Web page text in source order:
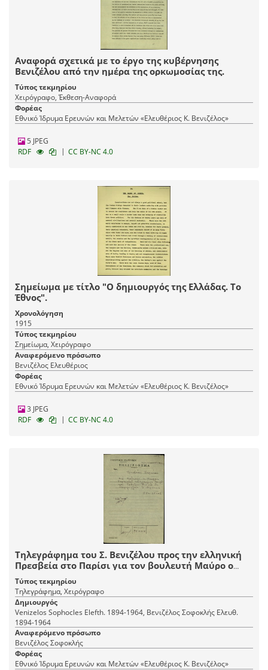
Αναφορά σχετικά με το έργο της κυβέρνησης
Βενιζέλου από την ημέρα της ορκωμοσίας της.
Τύπος τεκμηρίου
Χειρόγραφο, Έκθεση-Αναφορά
Φορέας
Εθνικό Ίδρυμα Ερευνών και Μελετών «Ελευθέριος Κ. Βενιζέλος»
5 JPEG
RDF
| CC BY-NC 4.0
Σημείωμα με τίτλο "Ο δημιουργός της Ελλάδας. Το
Έθνος".
Χρονολόγηση
1915
Τύπος τεκμηρίου
Σημείωμα, Χειρόγραφο
Αναφερόμενο πρόσωπο
Βενιζέλος Ελευθέριος
Φορέας
Εθνικό Ίδρυμα Ερευνών και Μελετών «Ελευθέριος Κ. Βενιζέλος»
3 JPEG
RDF
| CC BY-NC 4.0
Τηλεγράφημα του Σ. Βενιζέλου προς την ελληνική
Πρεσβεία στο Παρίσι για τον βουλευτή Μαύρο ο
οποίος παρακαλούταν να τηλεγραφήσει στον
Πρόεδρο της Βουλής ότι υπερψηφίζει την
κυβέρνηση.
Τύπος τεκμηρίου
Τηλεγράφημα, Χειρόγραφο
Δημιουργός
Venizelos Sophocles Elefth. 1894-1964, Βενιζέλος Σοφοκλής Ελευθ.
1894-1964
Αναφερόμενο πρόσωπο
Βενιζέλος Σοφοκλής
Φορέας
Εθνικό Ίδρυμα Ερευνών και Μελετών «Ελευθέριος Κ. Βενιζέλος»